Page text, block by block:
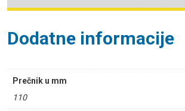
Dodatne informacije
Prečnik u mm
110